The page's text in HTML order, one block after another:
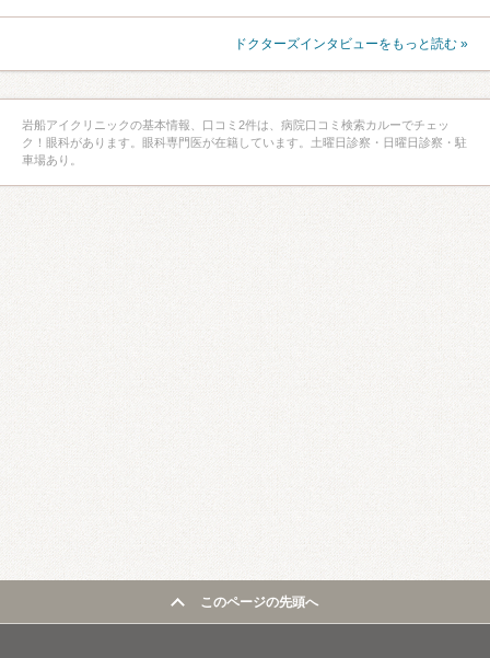
ドクターズインタビューをもっと読む »
岩船アイクリニックの基本情報、口コミ2件は、病院口コミ検索カルーでチェッ
ク！眼科があります。眼科専門医が在籍しています。土曜日診察・日曜日診察・駐
車場あり。
このページの先頭へ